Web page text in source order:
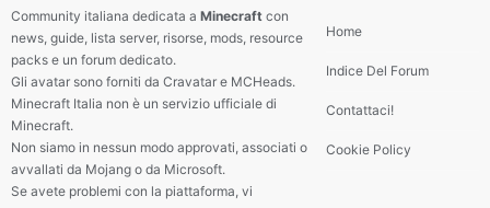
Community italiana dedicata a Minecraft con
news, guide, lista server, risorse, mods, resource
packs e un forum dedicato.
Gli avatar sono forniti da Cravatar e MCHeads.
Minecraft Italia non è un servizio ufficiale di
Minecraft.
Non siamo in nessun modo approvati, associati o
avvallati da Mojang o da Microsoft.
Se avete problemi con la piattaforma, vi
Home
Indice Del Forum
Contattaci!
Cookie Policy